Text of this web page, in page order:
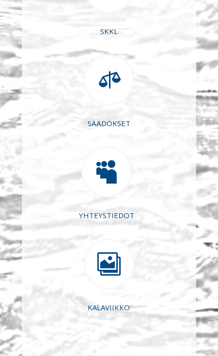
SKKL

SÄÄDÖKSET

YHTEYSTIEDOT

KALAVIIKKO